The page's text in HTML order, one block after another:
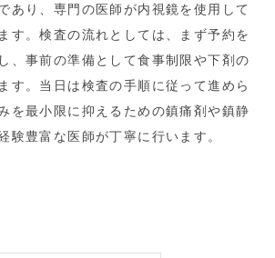
あり、専門の医師が内視鏡を使用して
す。検査の流れとしては、まず予約を
、事前の準備として食事制限や下剤の
す。当日は検査の手順に従って進めら
を最小限に抑えるための鎮痛剤や鎮静
験豊富な医師が丁寧に行います。